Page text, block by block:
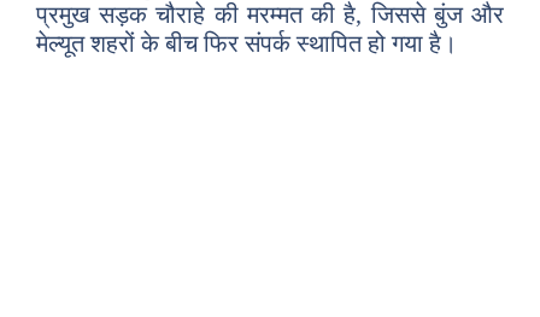
प्रमुख सड़क चौराहे की मरम्मत की है, जिससे बुंज और
मेल्यूत शहरों के बीच फिर संपर्क स्थापित हो गया है।